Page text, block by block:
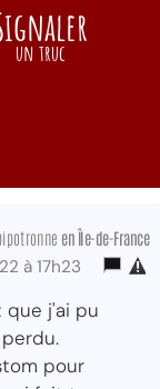
un truc
en Île-de-France
à 17h23
j'ai pu
pour